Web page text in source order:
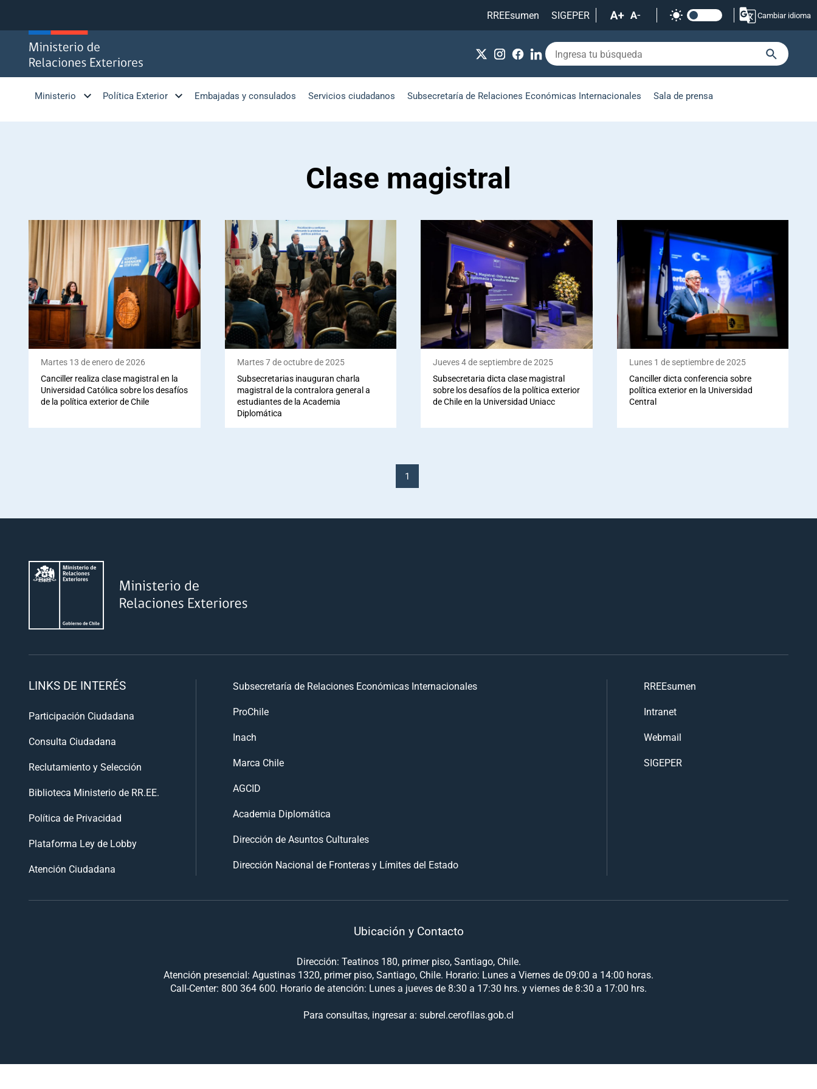
RREEsumen
SIGEPER Cambiar idioma
Ministerio Política Exterior Embajadas y consulados Servicios ciudadanos Subsecretaría de Relaciones Económicas Internacionales Sala de prensa
Clase magistral
Martes 13 de enero de 2026
Canciller realiza clase magistral en la
Universidad Católica sobre los desafíos
de la política exterior de Chile
Martes 7 de octubre de 2025
Subsecretarias inauguran charla
magistral de la contralora general a
estudiantes de la Academia
Diplomática
Jueves 4 de septiembre de 2025
Subsecretaria dicta clase magistral
sobre los desafíos de la política exterior
de Chile en la Universidad Uniacc
Lunes 1 de septiembre de 2025
Canciller dicta conferencia sobre
política exterior en la Universidad
Central
1
LINKS DE INTERÉS
Participación Ciudadana
Consulta Ciudadana
Reclutamiento y Selección
Biblioteca Ministerio de RR.EE.
Política de Privacidad
Plataforma Ley de Lobby
Atención Ciudadana
Subsecretaría de Relaciones Económicas Internacionales
ProChile
Inach
Marca Chile
AGCID
Academia Diplomática
Dirección de Asuntos Culturales
Dirección Nacional de Fronteras y Límites del Estado
RREEsumen
Intranet
Webmail
SIGEPER
Ubicación y Contacto
Dirección: Teatinos 180, primer piso, Santiago, Chile.
Atención presencial: Agustinas 1320, primer piso, Santiago, Chile. Horario: Lunes a Viernes de 09:00 a 14:00 horas.
Call-Center: 800 364 600. Horario de atención: Lunes a jueves de 8:30 a 17:30 hrs. y viernes de 8:30 a 17:00 hrs.
Para consultas, ingresar a: subrel.cerofilas.gob.cl